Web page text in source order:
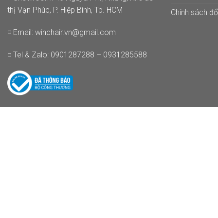
thị Vạn Phúc, P. Hiệp Bình, Tp. HCM
◽ Email: winchair.vn@gmail.com
◽ Tel & Zalo: 0901287288 – 0931285588
Chính sách